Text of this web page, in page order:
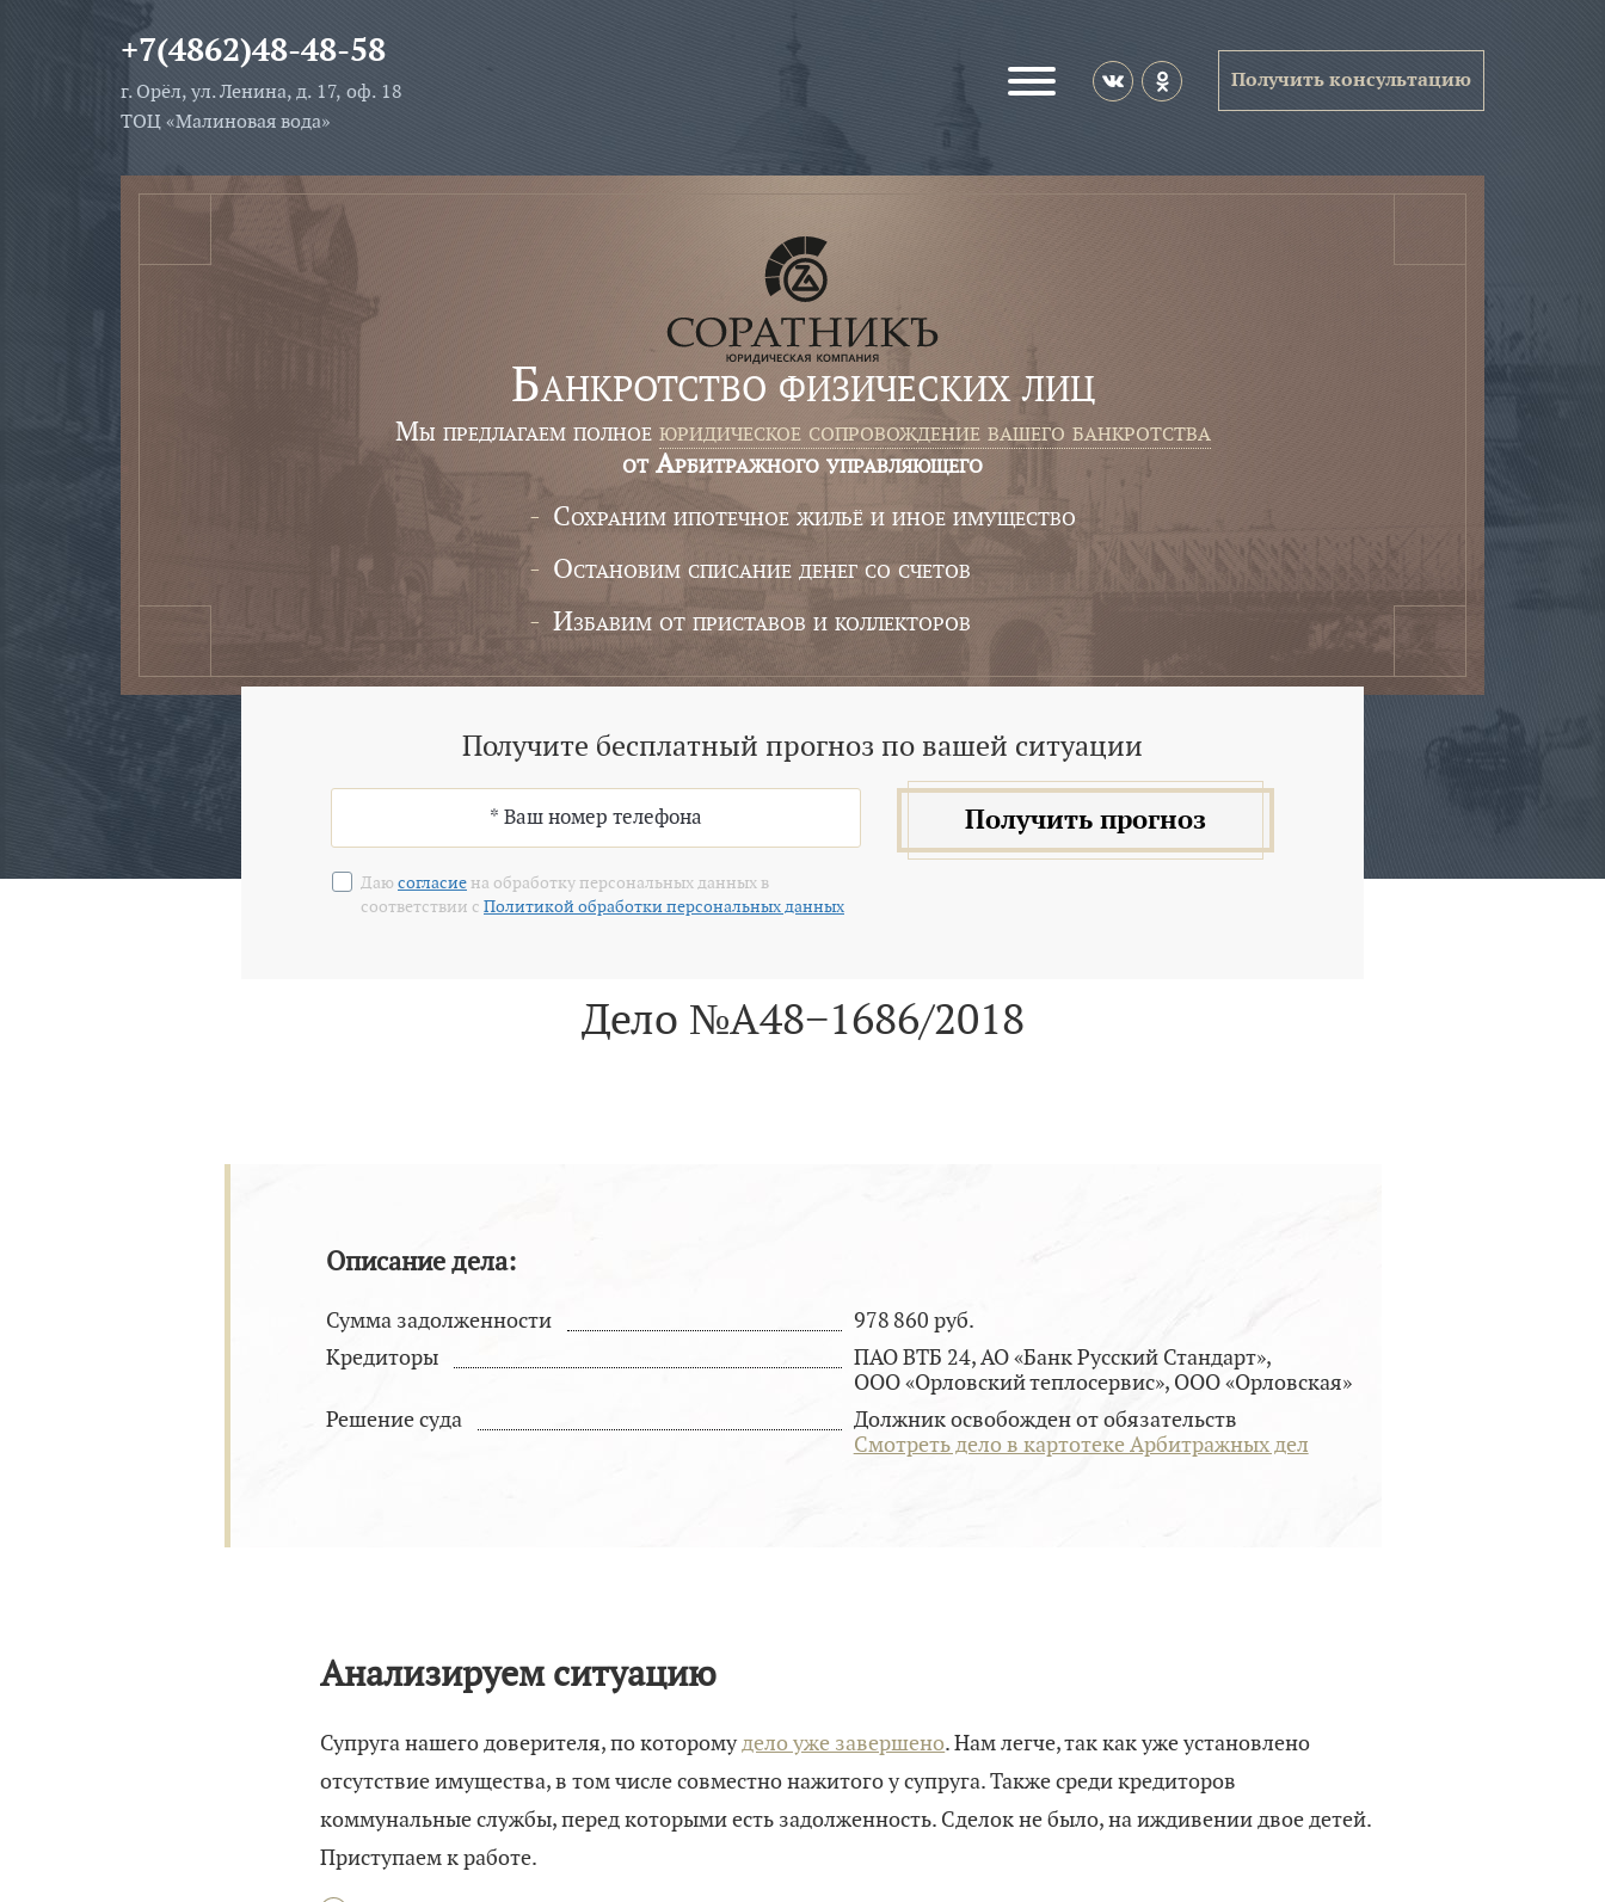
+7(4862)48-48-58
г. Орёл, ул. Ленина, д. 17, оф. 18
ТОЦ «Малиновая вода»
Получить консультацию
Банкротство физических лиц
Мы предлагаемполное юридическое сопровождение вашего банкротства
от Арбитражного управляющего
Сохраним ипотечное жильё и иное имущество
Остановим списание денег со счетов
Избавим от приставов и коллекторов
Получите бесплатный прогноз по вашей ситуации
Даю согласиена обработку персональных данных в
соответствии с Политикой обработки персональных данных
Получить прогноз
Дело №А48−1686/2018
Описание дела:
Сумма задолженности
978 860 руб.
Кредиторы
ПАО ВТБ 24, АО «Банк Русский Стандарт»,
ООО «Орловский теплосервис», ООО «Орловская»
Решение суда
Должник освобожден от обязательств
Смотреть дело в картотеке Арбитражных дел
Анализируем ситуацию
Супруга нашего доверителя, по которомудело уже завершено. Нам легче, так как уже установлено
отсутствие имущества, в том числе совместно нажитого у супруга. Также среди кредиторов
коммунальные службы, перед которыми есть задолженность. Сделок не было, на иждивении двое детей.
Приступаем к работе.